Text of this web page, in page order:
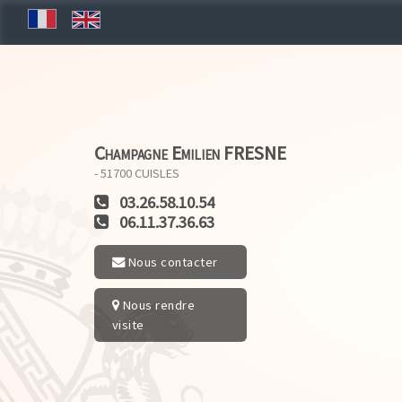
Champagne Emilien FRESNE
- 51700 CUISLES
03.26.58.10.54
06.11.37.36.63
Nous contacter
Nous rendre
visite